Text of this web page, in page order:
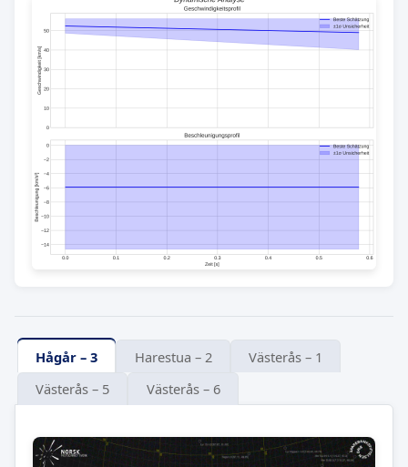
Hågår – 3 Harestua – 2
Västerås – 1
Västerås – 5
Västerås – 6